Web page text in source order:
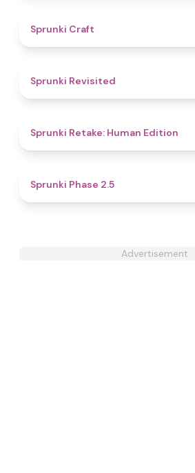
Sprunki Craft
Sprunki Revisited
Sprunki Retake: Human Edition
Sprunki Phase 2.5
Advertisement